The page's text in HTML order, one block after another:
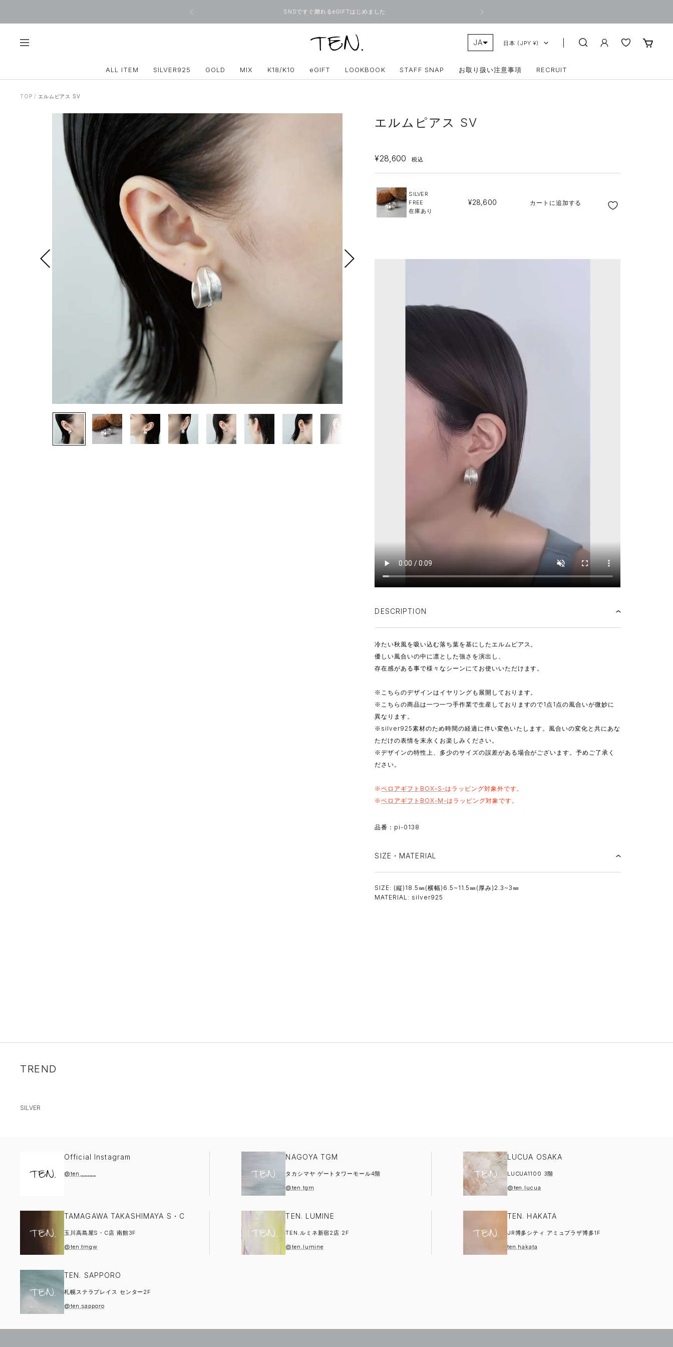
テ
ッ
る
SNSですぐ贈れるeGIFTはじめました
へ
ナ
シ
ン
ONLINE
TEN.
JA COUNTRY/REGION
日本 (JPY ¥)
ALL ITEM SILVER925 GOLD MIX K18/K10 eGIFT LOOKBOOK STAFF SNAP お取り扱い注意事項 RECRUIT
TOP エルムピアス SV
エルムピアス SV
SALE
¥28,600 税込
SILVER
FREE
在庫あり
SALE
¥28,600 カートに追加する
DESCRIPTION
冷たい秋風を吸い込む落ち葉を基にしたエルムピアス。
優しい風合いの中に凛とした強さを演出し、
存在感がある事で様々なシーンにてお使いいただけます。
※こちらのデザインはイヤリングも展開しております。
※こちらの商品は一つ一つ手作業で生産しておりますので1点1点の風合いが微妙に
異なります。
※silver925素材のため時間の経過に伴い変色いたします。風合いの変化と共にあな
ただけの表情を末永くお楽しみください。
※デザインの特性上、多少のサイズの誤差がある場合がございます。予めご了承く
ださい。
※ベロアギフトBOX-S-はラッピング対象外です。
※ベロアギフトBOX-M -はラッピング対象です。
品番：pi-0138
SIZE・MATERIAL
SIZE: (縦)18.5㎜(横幅)6.5~11.5㎜(厚み)2.3~3㎜
MATERIAL: silver925
TREND
SILVER
Official Instagram
@ten._____
NAGOYA TGM
タカシマヤ ゲートタワーモール4階
@ten.tgm
LUCUA OSAKA
LUCUA1100 3階
@ten.lucua
TAMAGAWA TAKASHIMAYA S・C
玉川高島屋S・C店 南館3F
@ten.tmgw
TEN. LUMINE
TEN.ルミネ新宿2店 2F
@ten.lumine
TEN. HAKATA
JR博多シティ アミュプラザ博多1F
ten.hakata
TEN. SAPPORO
札幌ステラプレイス センター2F
@ten.sapporo